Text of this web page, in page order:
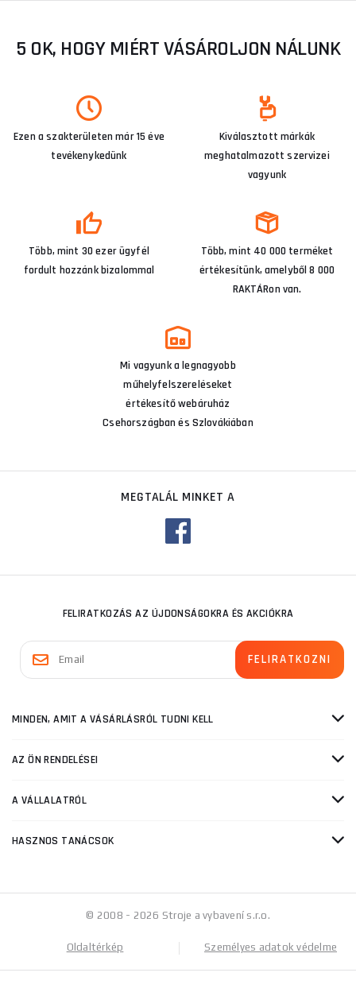
5 OK, HOGY MIÉRT VÁSÁROLJON NÁLUNK
Ezen a szakterületen már 15 éve
tevékenykedünk
Kiválasztott márkák
meghatalmazott szervizei
vagyunk
Több, mint 30 ezer ügyfél
fordult hozzánk bizalommal
Több, mint 40 000 terméket
értékesítünk, amelyből 8 000
RAKTÁRon van.
Mi vagyunk a legnagyobb
műhelyfelszereléseket
értékesítő webáruház
Csehországban és Szlovákiában
MEGTALÁL MINKET A
FELIRATKOZÁS AZ ÚJDONSÁGOKRA ÉS AKCIÓKRA
MINDEN, AMIT A VÁSÁRLÁSRÓL TUDNI KELL
AZ ÖN RENDELÉSEI
A VÁLLALATRÓL
HASZNOS TANÁCSOK
© 2008 - 2026 Stroje a vybavení s.r.o.
Oldaltérkép Személyes adatok védelme